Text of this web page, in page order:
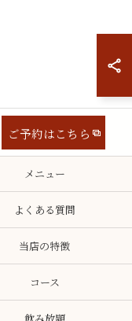
ご予約はこちら
メニュー
よくある質問
当店の特徴
コース